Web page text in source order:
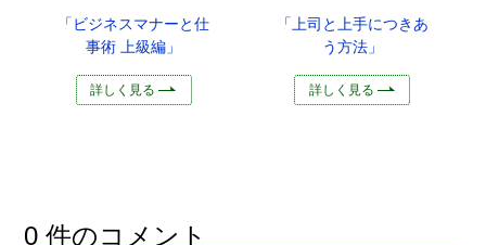
「ビジネスマナーと仕
事術 上級編」
詳しく見る
「上司と上手につきあ
う方法」
詳しく見る
0 件のコメント